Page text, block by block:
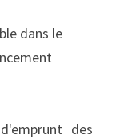
dans le
des